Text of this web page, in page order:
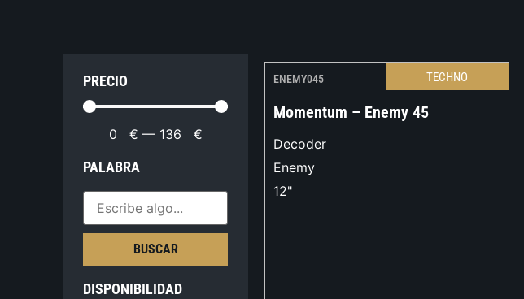
PRECIO
0 € — 136 €
PALABRA
BUSCAR
DISPONIBILIDAD
ENEMY045 TECHNO
Momentum – Enemy 45
Decoder
Enemy
12"